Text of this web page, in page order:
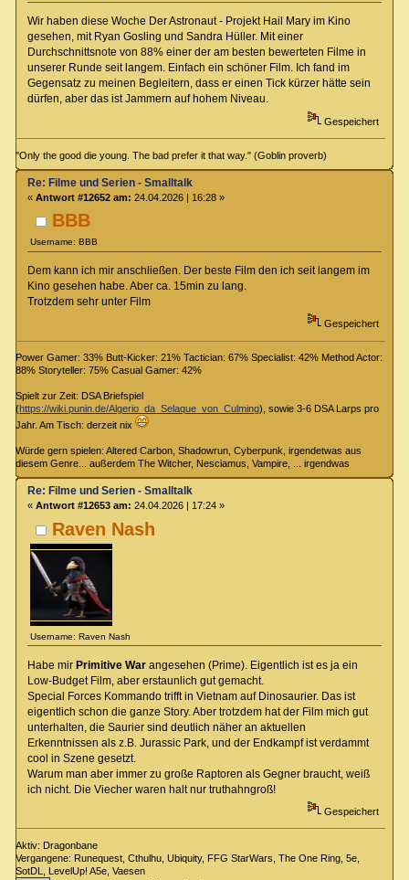
Wir haben diese Woche Der Astronaut - Projekt Hail Mary im Kino
gesehen, mit Ryan Gosling und Sandra Hüller. Mit einer
Durchschnittsnote von 88% einer der am besten bewerteten Filme in
unserer Runde seit langem. Einfach ein schöner Film. Ich fand im
Gegensatz zu meinen Begleitern, dass er einen Tick kürzer hätte sein
dürfen, aber das ist Jammern auf hohem Niveau.
Gespeichert
"Only the good die young. The bad prefer it that way." (Goblin proverb)
BBB
Username: BBB
Re: Filme und Serien - Smalltalk
« Antwort #12652 am: 24.04.2026 | 16:28 »
Dem kann ich mir anschließen. Der beste Film den ich seit langem im
Kino gesehen habe. Aber ca. 15min zu lang.
Trotzdem sehr unter Film
Gespeichert
Power Gamer: 33% Butt-Kicker: 21% Tactician: 67% Specialist: 42% Method Actor:
88% Storyteller: 75% Casual Gamer: 42%
Spielt zur Zeit: DSA Briefspiel
(https://wiki.punin.de/Algerio_da_Selaque_von_Culming), sowie 3-6 DSA Larps pro
Jahr. Am Tisch: derzeit nix
Würde gern spielen: Altered Carbon, Shadowrun, Cyberpunk, irgendetwas aus
diesem Genre... außerdem The Witcher, Nesciamus, Vampire, ... irgendwas
Raven Nash
Username: Raven Nash
Re: Filme und Serien - Smalltalk
« Antwort #12653 am: 24.04.2026 | 17:24 »
Habe mirPrimitive Warangesehen (Prime). Eigentlich ist es ja ein
Low-Budget Film, aber erstaunlich gut gemacht.
Special Forces Kommando trifft in Vietnam auf Dinosaurier. Das ist
eigentlich schon die ganze Story. Aber trotzdem hat der Film mich gut
unterhalten, die Saurier sind deutlich näher an aktuellen
Erkenntnissen als z.B. Jurassic Park, und der Endkampf ist verdammt
cool in Szene gesetzt.
Warum man aber immer zu große Raptoren als Gegner braucht, weiß
ich nicht. Die Viecher waren halt nur truthahngroß!
Gespeichert
Aktiv: Dragonbane
Vergangene: Runequest, Cthulhu, Ubiquity, FFG StarWars, The One Ring, 5e,
SotDL, LevelUp! A5e, Vaesen